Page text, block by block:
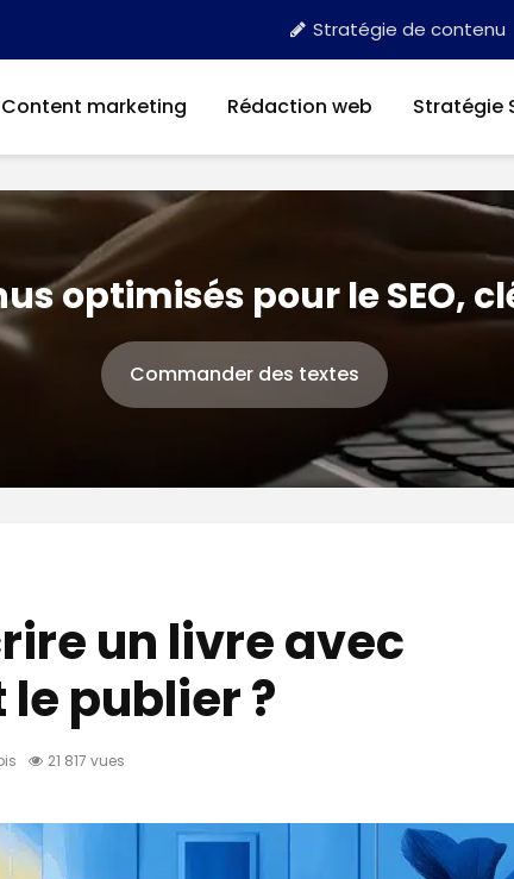
Stratégie de contenu
Content marketing Rédaction web Stratégie
optimisés pour le SEO,
Commander des textes
un livre avec
le publier ?
21 817 vues